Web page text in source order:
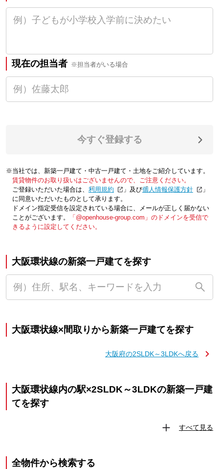
現在の担当者 ※担当者がいる場合
今すぐ登録する
※当社では、新築一戸建て・中古一戸建て・土地をご紹介しています。
賃貸物件のお取り扱いはございませんので、ご注意ください。
ご登録いただいた場合は、「利用規約 」及び「個人情報保護方針
」
に同意いただいたものとして承ります。
ドメイン指定受信を設定されている場合に、メールが正しく届かない
ことがございます。
「@openhouse-group.com」のドメインを受信で
きるように設定してください。
大阪環状線の新築一戸建てを探す
大阪環状線×間取りから新築一戸建てを探す
大阪府の2SLDK～3LDKへ戻る
大阪環状線内の駅×2SLDK～3LDKの新築一戸建
てを探す
すべて見る
全物件から検索する